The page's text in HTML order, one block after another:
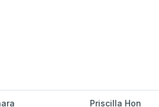
Priscilla Hon